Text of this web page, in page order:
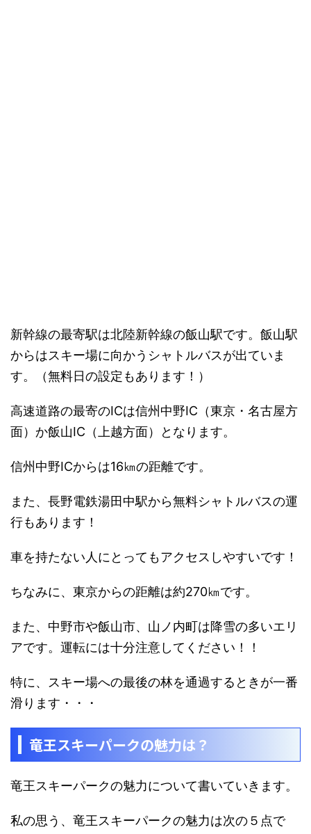
新幹線の最寄駅は北陸新幹線の飯山駅です。 飯山駅
からはスキー場に向かうシャトルバスが出ていま
す。
（無料日の設定もあります！）
高速道路の最寄のICは信州中野IC（東京・名古屋方
面）か飯山IC（上越方面）となります。
信州中野ICからは16㎞の距離です。
また、 長野電鉄湯田中駅から無料シャトルバスの運
行もあります！
車を持たない人にとってもアクセスしやすいです！
ちなみに、東京からの距離は約270㎞です。
また、 中野市や飯山市、山ノ内町は降雪の多いエリ
アです。運転には十分注意してください！！
特に、スキー場への最後の林を通過するときが一番
滑ります・・・
竜王スキーパークの魅力は？
竜王スキーパークの魅力について書いていきます。
私の思う、竜王スキーパークの魅力は次の５点で